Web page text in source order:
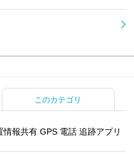
このカテゴリ
報共有 GPS 電話 追跡アプリ